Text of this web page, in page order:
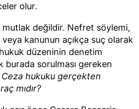
olur.
değildir. Nefret söylemi,
veya kanunun açıkça suç olarak
düzeninin denetim
burada sorulması gereken
Ceza hukuku gerçekten
mıdır?